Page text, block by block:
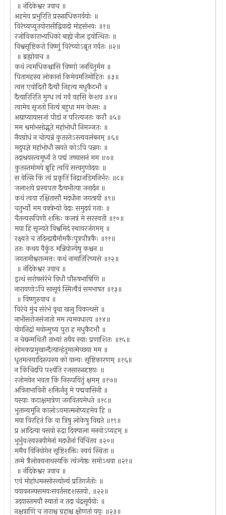
॥ नंदिकेश्वर उवाच ॥
अहमेव प्रभुरिति प्ररूढाधिकगर्वयोः ॥
विरंच्यप्युतयोरासीद्विवादो मोहसंभवः ॥१॥
रजोविकाराभ्यधिको बाह्ये नील इवोत्थितः ॥
विश्वसृष्टिकरो विष्णुं विरंच्योऽब्रूत गर्वतः ॥२॥
॥ ब्रह्मोवाच ॥
कथं त्वमधिकश्चासि विष्णो जनयितुर्मम ॥
पितामहस्य लोकानां किमेवमतिमोहितः ॥३॥
त्वत्त एवोदितौ दैत्यौ निहत्य मधुकैटभौ ॥
दैत्यारिरिति मुग्ध त्वं गर्वं वहसि केशव ॥४॥
त्वामेव सृजतो नित्यं बहुधा मम वेधसः ॥
अद्याप्यायासजां पीडां न परित्यजतः करौ ॥५॥
मम श्रमांभसोद्भूते महांभोधौ निमज्जतः ॥
नैयग्रोधं न चोत्पन्नं कुतस्तेऽस्त्ववलंबनम् ॥६॥
मदुपज्ञे महांभोधौ स्रवते कोऽपि पन्नगः ॥
तदाश्रयस्त्वमूर्ध्वं ते पद्मं तच्चासनं मम ॥७॥
कुतस्तमोमये ब्रूहि त्वयि सत्त्वगुणोदयः ॥
स वेत्सि किं त्वं प्रकृतिं निद्राजडिमनिर्भरः ॥८॥
जलाशये प्रस्वपता दैत्यभीत्या जनार्दन ॥
कथं त्वया रक्षितासौ मदधीना जगत्त्रयी ॥९॥
चतुर्भ्यो मम वक्त्रेभ्यो वेदाः समुदयं गताः ॥
चैतन्यरूपिणी शक्तिः कलत्रं मे सरस्वती ॥१०॥
मया हि सृज्यते विश्वमिदं स्थावरजंगमम् ॥
रक्ष्यते च तदिन्द्राद्यैर्मामकैःपुत्रपौत्रकैः ॥११॥
ततः कथय वैकुंठ मन्नियोज्येषु कश्चन ॥
जगतामीश्वरान्मत्तः कथं नामातिरिच्यसे ॥१२॥
॥ नंदिकेश्वर उवाच ॥
इत्थं सरोषसंरंभे विधौ पौरुषभाषिणि ॥
नारायणोऽपि सासूयं स्मित्वैवं समभाषत ॥१३॥
॥ विष्णुरुवाच ॥
विरंचे मुंच संरंभं वृथा खलु विकत्थसे ॥
नाभीसरोजसंजातो मम त्वमवधारय ॥१४॥
योगनिद्रां मयोन्मुच्य पुरा ह मधुकैटभौ ॥
न चेद्यन्मथितौ ताभ्यां तथैव स्याः प्रणाशितः ॥१५॥
सोमकप्रमुखान्दैत्यान्हंतुमात्मेच्छया मम ॥
धृतमत्स्यादिरूपस्य को वान्यः सृष्टिकारणम् ॥१६॥
न किंचिदपि पश्यंति रजसारूढदृष्टयः ॥
रजोमयेन भवता किं निरूपयितुं क्षमम् ॥१७॥
अविनाभाविनी शक्तिर्ननु मे पद्मवासिनी ॥
यस्याः कटाक्षमात्रेण जगवितयमेधते ॥१८॥
भूतान्यमूनि कालोऽयमात्मनोप्यहमेव हि ॥
मया विरहितं कि वा त्रिषु लोकेषु विद्यते ॥१९॥
प्र आदित्या वसवो रुद्रा दिक्पाला मनवोऽप्यहम् ॥
भूर्भुवःस्वस्त्रयीमेनां मदधीनां विचिंतय ॥२०॥
ममैव विनियोगेन सृष्टिशक्तिः स्वयं स्थिता ॥
तन्मे त्रैलोक्यनाथस्यकि त्वंज्येष्ठः समोऽथवा ॥२१॥
॥ नंदिकेश्वर उवाच ॥
एवं मोहांधमनसोरन्योन्यं प्रतिगर्जतोः ॥
ययावनल्पसमयःसवर्तसदृशस्तयो. ॥२२॥
उदयास्तमयौ स्यातां न तदा चंद्रसूर्ययोः ॥
नक्षत्राणि च ताराश्च ग्रहाश्च क्षीणतां ययुः ॥२३॥